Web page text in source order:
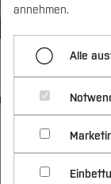
Studium
Vor dem
Im
Nach
Profil
Startseite
[...]
annehmen.
Alle